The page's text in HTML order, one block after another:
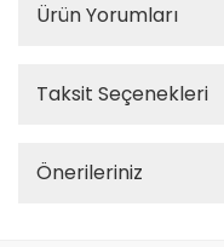
Ürün Yorumları
Taksit Seçenekleri
Önerileriniz